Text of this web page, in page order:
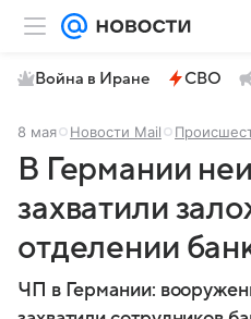
Война в Иране СВО
8 мая Новости Mail
В Германии
захватили
отделении
ЧП в Германии: